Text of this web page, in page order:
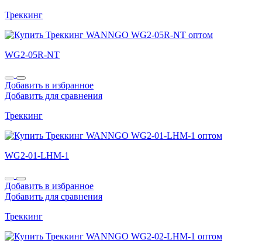
Треккинг
WG2-05R-NT
Добавить в избранное
Добавить для сравнения
Треккинг
WG2-01-LHM-1
Добавить в избранное
Добавить для сравнения
Треккинг